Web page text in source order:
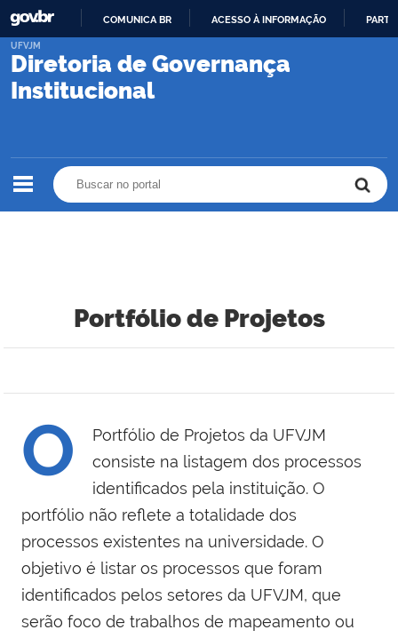
PARA
COMUNICA BR ACESSO À INFORMAÇÃO
Diretoria de Governança
Institucional
UFVJM
Portfólio de Projetos
O
Portfólio de Projetos da UFVJM
consiste na listagem dos processos
identificados pela instituição. O
portfólio não reflete a totalidade dos
processos existentes na universidade. O
objetivo é listar os processos que foram
identificados pelos setores da UFVJM, que
serão foco de trabalhos de mapeamento ou